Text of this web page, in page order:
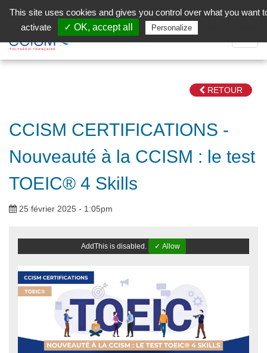
Facebook (Customer Chat) is disabled.
la
RETOUR
CCISM CERTIFICATIONS -
Nouveauté à la CCISM : le test
TOEIC® 4 Skills
25 février 2025 - 1:05pm
AddThis is disabled. ✓ Allow
This site uses cookies and gives you control over what you want
activate
✓ OK, accept all Personalize